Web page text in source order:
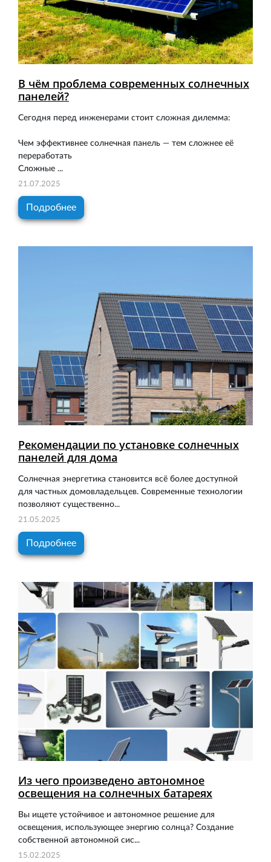
В чём проблема современных солнечных
панелей?
Сегодня перед инженерами стоит сложная дилемма:
Чем эффективнее солнечная панель — тем сложнее её
переработать
Сложные ...
21.07.2025
Подробнее
Рекомендации по установке солнечных
панелей для дома
Солнечная энергетика становится всё более доступной
для частных домовладельцев. Современные технологии
позволяют существенно...
21.05.2025
Подробнее
Из чего произведено автономное
освещения на солнечных батареях
Вы ищете устойчивое и автономное решение для
освещения, использующее энергию солнца? Создание
собственной автономной сис...
15.02.2025